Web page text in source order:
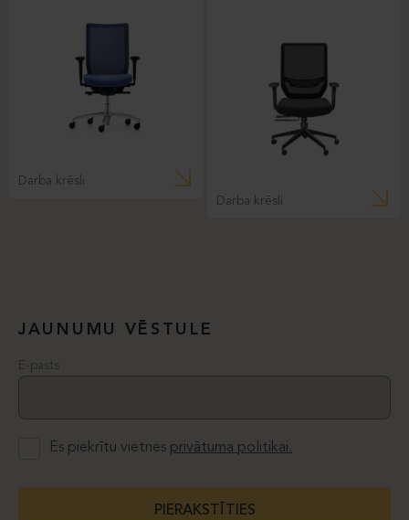
Darba krēsli
Darba krēsli
JAUNUMU VĒSTULE
E-pasts
Es piekrītu vietnes privātuma politikai.
PIERAKSTĪTIES